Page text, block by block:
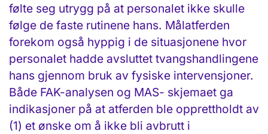
følte seg utrygg på at personalet ikke skulle
følge de faste rutinene hans. Målatferden
forekom også hyppig i de situasjonene hvor
personalet hadde avsluttet tvangshandlingene
hans gjennom bruk av fysiske intervensjoner.
Både FAK-analysen og MAS- skjemaet ga
indikasjoner på at atferden ble opprettholdt av
(1) et ønske om å ikke bli avbrutt i